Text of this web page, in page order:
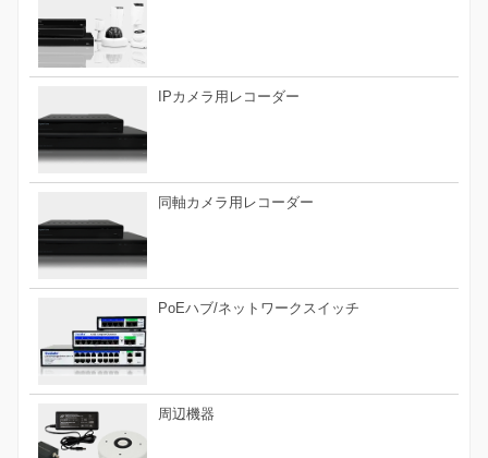
IPカメラ用レコーダー
同軸カメラ用レコーダー
PoEハブ/ネットワークスイッチ
周辺機器